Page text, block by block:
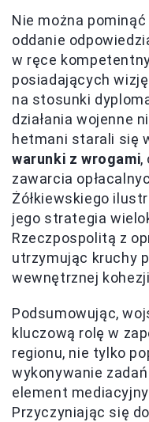
Nie można
oddanie
w ręce
posiadających
na stosunki
działania wojenne
hetmani starali się
warunki z wrogami,
zawarcia
Żółkiewskiego
jego strategia
Rzeczpospolitą z
utrzymując kruchy
wewnętrznej
Podsumowując,
kluczową rolę w
regionu, nie tylko
wykonywanie
element
Przyczyniając się